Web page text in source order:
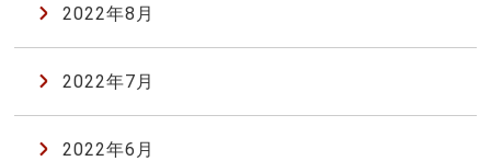
2022年8月
2022年7月
2022年6月